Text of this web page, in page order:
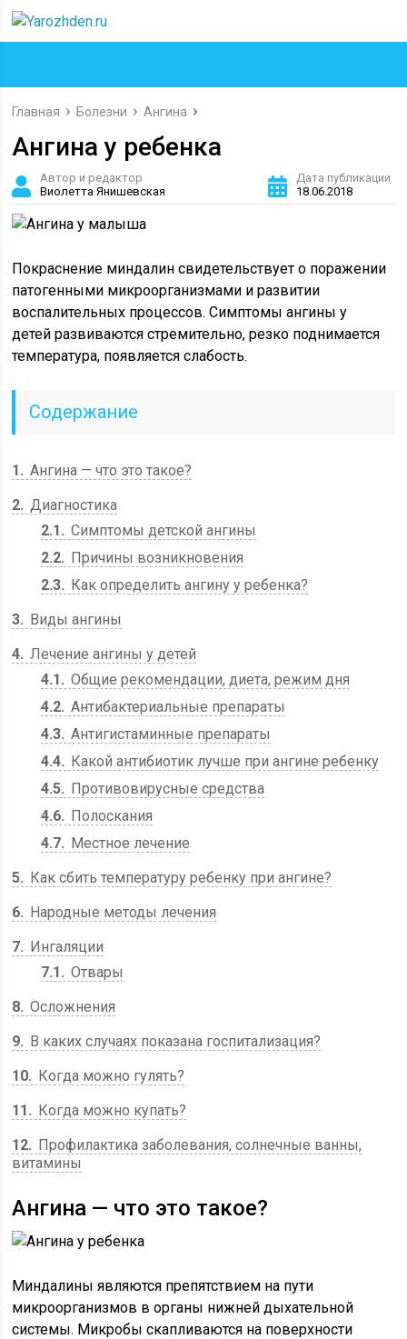
Главная Болезни Ангина
Ангина у ребенка
Автор и редактор
Виолетта Янишевская
Дата публикации
18.06.2018
Покраснение миндалин свидетельствует о поражении
патогенными микроорганизмами и развитии
воспалительных процессов. Симптомы ангины у
детей развиваются стремительно, резко поднимается
температура, появляется слабость.
Содержание
1
Ангина — что это такое?
2 Диагностика
2.1
Симптомы детской ангины
2.2
Причины возникновения
2.3
Как определить ангину у ребенка?
3
Виды ангины
4 Лечение ангины у детей
4.1
Общие рекомендации, диета, режим дня
4.2 Антибактериальные препараты
4.3 Антигистаминные препараты
4.4
Какой антибиотик лучше при ангине ребенку
4.5
Противовирусные средства
4.6
Полоскания
4.7
Местное лечение
5
Как сбить температуру ребенку при ангине?
6
Народные методы лечения
7
Ингаляции
7.1
Отвары
8 Осложнения
9
В каких случаях показана госпитализация?
10
Когда можно гулять?
11
Когда можно купать?
12
Профилактика заболевания, солнечные ванны,
витамины
Ангина — что это такое?
Миндалины являются препятствием на пути
микроорганизмов в органы нижней дыхательной
системы. Микробы скапливаются на поверхности